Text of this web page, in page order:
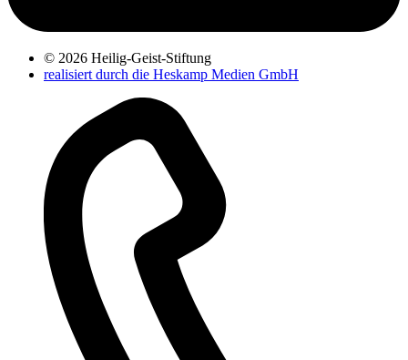
© 2026 Heilig-Geist-Stiftung
realisiert durch die Heskamp Medien GmbH